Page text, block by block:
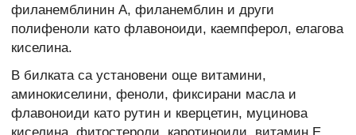
филанемблинин А, филанемблин и други
полифеноли като флавоноиди, каемпферол, елагова
киселина.
В билката са установени още витамини,
аминокиселини, феноли, фиксирани масла и
флавоноиди като рутин и кверцетин, муцинова